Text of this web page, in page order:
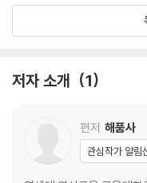
저자 소개 1
편저 해품사
관심작가 알림